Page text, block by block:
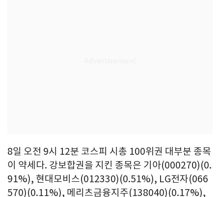
8일 오전 9시 12분 코스피 시총 100위권 대부분 종목
이 약세다. 강보합권을 지킨 종목은 기아(000270)(0.
91%), 현대모비스(012330)(0.51%), LG전자(066
570)(0.11%), 메리츠금융지주(138040)(0.17%),